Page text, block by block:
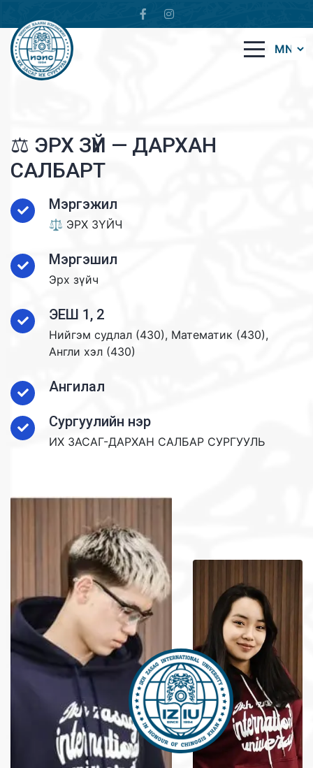
⚖️ ЭРХ ЗҮЙ — ДАРХАН
САЛБАРТ
Мэргэжил
⚖️ ЭРХ ЗҮЙЧ
Мэргэшил
Эрх зүйч
ЭЕШ 1, 2
Нийгэм судлал (430), Математик (430),
Англи хэл (430)
Ангилал
Сургуулийн нэр
ИХ ЗАСАГ-ДАРХАН САЛБАР СУРГУУЛЬ